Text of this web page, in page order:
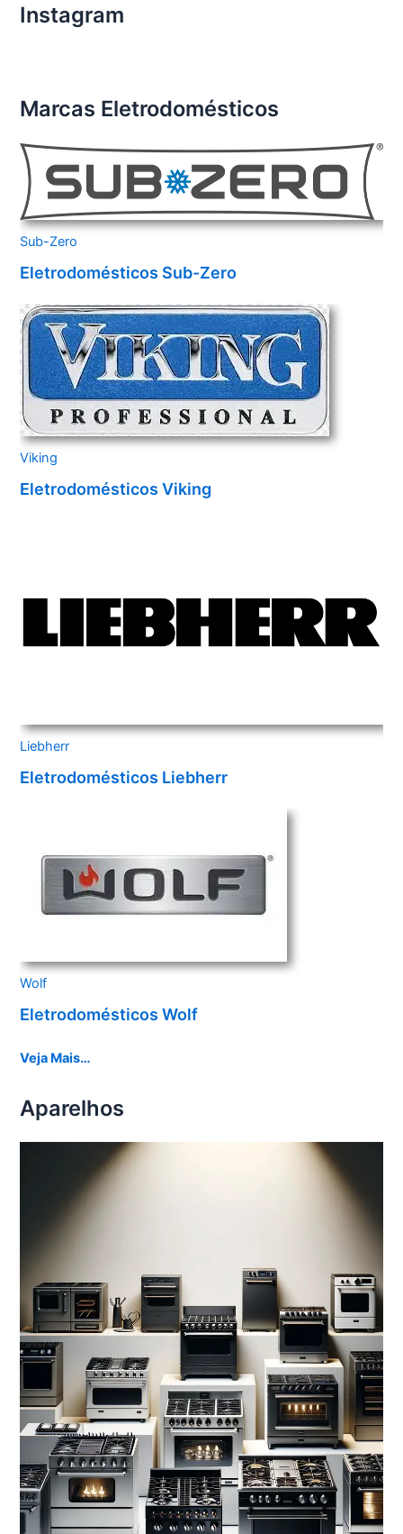
Instagram
Marcas Eletrodomésticos
Sub-Zero
Eletrodomésticos Sub-Zero
Viking
Eletrodomésticos Viking
Liebherr
Eletrodomésticos Liebherr
Wolf
Eletrodomésticos Wolf
Veja Mais…
Aparelhos